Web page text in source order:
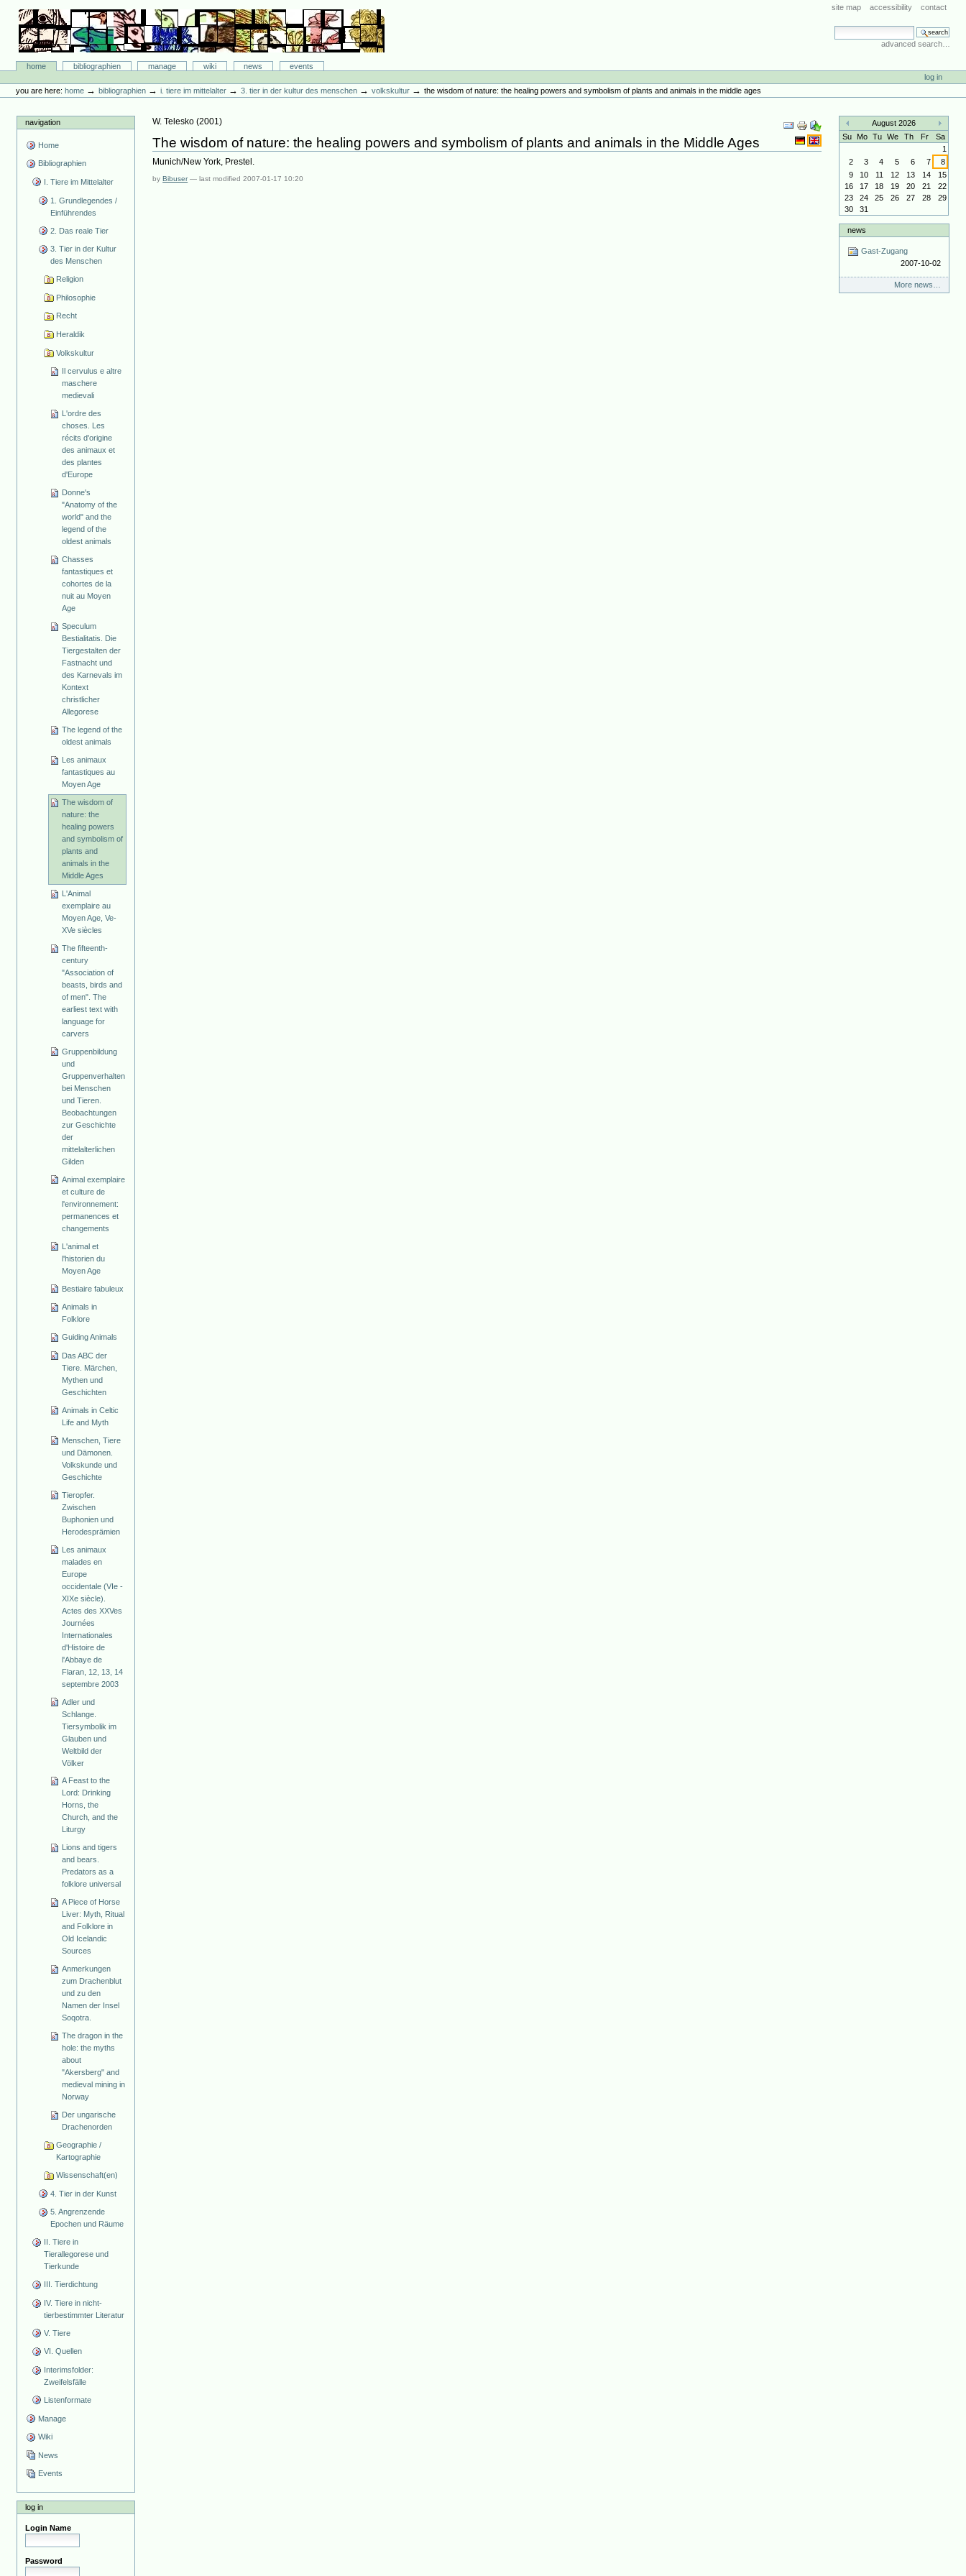
content.
navigation
site map accessibility contact
search site
advanced search…
Bibliographie-Portal
Sectionshome bibliographien manage wiki news
events
tools
log in
you are here: home →bibliographien →i. tiere im mittelalter →3. tier in der kultur des menschen →volkskultur →the wisdom of nature: the healing powers and symbolism of plants and animals in the middle ages
navigation
Home
Bibliographien
I. Tiere im Mittelalter
1. Grundlegendes /
Einführendes
2. Das reale Tier
3. Tier in der Kultur
des Menschen
Religion
Philosophie
Recht
Heraldik
Volkskultur
Il cervulus e altre
maschere
medievali
L'ordre des
choses. Les
récits d'origine
des animaux et
des plantes
d'Europe
Donne's
"Anatomy of the
world" and the
legend of the
oldest animals
Chasses
fantastiques et
cohortes de la
nuit au Moyen
Age
Speculum
Bestialitatis. Die
Tiergestalten der
Fastnacht und
des Karnevals im
Kontext
christlicher
Allegorese
The legend of the
oldest animals
Les animaux
fantastiques au
Moyen Age
The wisdom of
nature: the
healing powers
and symbolism of
plants and
animals in the
Middle Ages
L'Animal
exemplaire au
Moyen Age, Ve-
XVe siècles
The fifteenth-
century
"Association of
beasts, birds and
of men". The
earliest text with
language for
carvers
Gruppenbildung
und
Gruppenverhalten
bei Menschen
und Tieren.
Beobachtungen
zur Geschichte
der
mittelalterlichen
Gilden
Animal exemplaire
et culture de
l'environnement:
permanences et
changements
L'animal et
l'historien du
Moyen Age
Bestiaire fabuleux
Animals in
Folklore
Guiding Animals
Das ABC der
Tiere. Märchen,
Mythen und
Geschichten
Animals in Celtic
Life and Myth
Menschen, Tiere
und Dämonen.
Volkskunde und
Geschichte
Tieropfer.
Zwischen
Buphonien und
Herodesprämien
Les animaux
malades en
Europe
occidentale (VIe -
XIXe siècle).
Actes des XXVes
Journées
Internationales
d'Histoire de
l'Abbaye de
Flaran, 12, 13, 14
septembre 2003
Adler und
Schlange.
Tiersymbolik im
Glauben und
Weltbild der
Völker
A Feast to the
Lord: Drinking
Horns, the
Church, and the
Liturgy
Lions and tigers
and bears.
Predators as a
folklore universal
A Piece of Horse
Liver: Myth, Ritual
and Folklore in
Old Icelandic
Sources
Anmerkungen
zum Drachenblut
und zu den
Namen der Insel
Soqotra.
The dragon in the
hole: the myths
about
"Akersberg" and
medieval mining in
Norway
Der ungarische
Drachenorden
Geographie /
Kartographie
Wissenschaft(en)
4. Tier in der Kunst
5. Angrenzende
Epochen und Räume
II. Tiere in
Tierallegorese und
Tierkunde
III. Tierdichtung
IV. Tiere in nicht-
tierbestimmter Literatur
V. Tiere
VI. Quellen
Interimsfolder:
Zweifelsfälle
Listenformate
Manage
Wiki
News
Events
log in
Login Name
Password
Document
Actions
W. Telesko (2001)
The wisdom of nature: the healing powers and symbolism of plants and animals in the Middle Ages
Munich/New York, Prestel.
byBibuser —last modified2007-01-17 10:20
«
August 2026
»
Su Mo Tu We Th Fr
Sa
1
2
3 4 5 6 7
8
9
10 11 12 13 14
15
16
17 18 19 20 21
22
23
24 25 26 27 28
29
30
31
news
Gast-Zugang
2007-10-02
More news…